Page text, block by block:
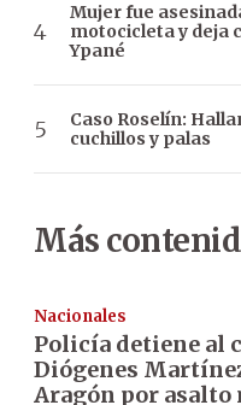
Mujer fue
motocicleta y deja
Ypané
Caso Roselín:
cuchillos y palas
Más
Nacionales
Policía detiene al
Diógenes
Aragón por